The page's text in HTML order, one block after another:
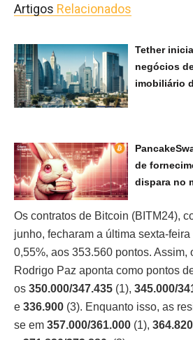
Artigos Relacionados
Tether
negócios
imobiliário
de
dispara no
Os contratos de Bitcoin (BITM24),
junho, fecharam a última sexta-
0,55%, aos 353.560 pontos. Assim,
Rodrigo Paz aponta como pontos
os 350.000/347.435 (1), 345.000/
e 336.900 (3). Enquanto isso, as
se em 357.000/361.000 (1),